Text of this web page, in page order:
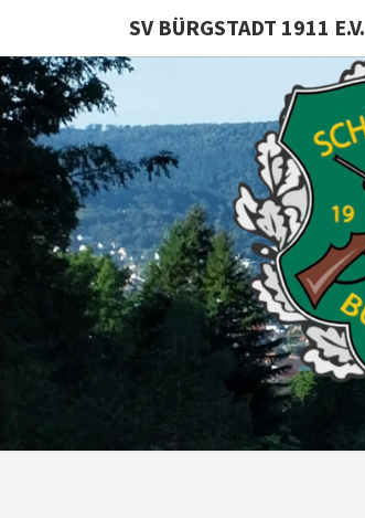
SV BÜRGSTADT 1911 E.V.